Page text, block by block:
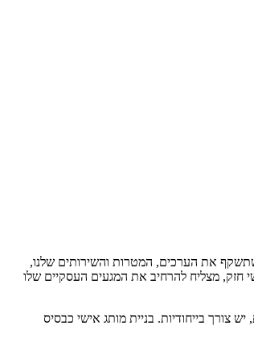
שתשקף את הערכים, המטרות והשירותים שלנו,
חזק, מצליח להרחיב את המגעים העסקיים שלו
צורך בייחודיות. בניית מותג אישי כבסיס